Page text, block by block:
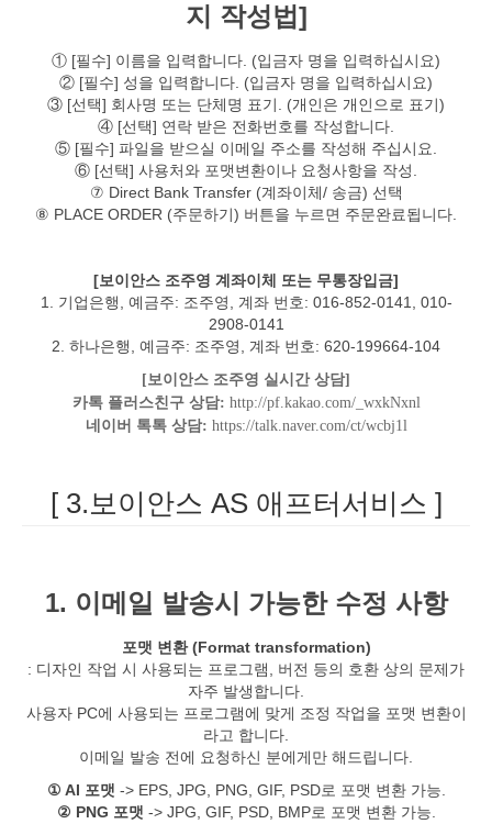
지 작성법]
① [필수] 이름을 입력합니다. (입금자 명을 입력하십시요)
② [필수] 성을 입력합니다. (입금자 명을 입력하십시요)
③ [선택] 회사명 또는 단체명 표기. (개인은 개인으로 표기)
④ [선택] 연락 받은 전화번호를 작성합니다.
⑤ [필수] 파일을 받으실 이메일 주소를 작성해 주십시요.
⑥ [선택] 사용처와 포맷변환이나 요청사항을 작성.
⑦ Direct Bank Transfer (계좌이체/ 송금) 선택
⑧ PLACE ORDER (주문하기) 버튼을 누르면 주문완료됩니다.
[보이안스 조주영 계좌이체 또는 무통장입금]
1. 기업은행, 예금주: 조주영, 계좌 번호: 016-852-0141, 010-
2908-0141
2. 하나은행, 예금주: 조주영, 계좌 번호: 620-199664-104
[보이안스 조주영 실시간 상담]
카톡 플러스친구 상담: http://pf.kakao.com/_wxkNxnl
네이버 톡톡 상담: https://talk.naver.com/ct/wcbj1l
[ 3.보이안스 AS 애프터서비스 ]
1. 이메일 발송시 가능한 수정 사항
포맷 변환 (Format transformation)
: 디자인 작업 시 사용되는 프로그램, 버전 등의 호환 상의 문제가
자주 발생합니다.
사용자 PC에 사용되는 프로그램에 맞게 조정 작업을 포맷 변환이
라고 합니다.
이메일 발송 전에 요청하신 분에게만 해드립니다.
① AI 포맷 -> EPS, JPG, PNG, GIF, PSD로 포맷 변환 가능.
② PNG 포맷 -> JPG, GIF, PSD, BMP로 포맷 변환 가능.